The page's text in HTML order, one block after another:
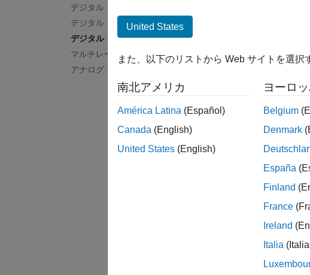
デジタル フィルターの設計
デジタル フィルター解析
デジタル フィルター処理
マルチレート信号処理
アナログ フィルター
チャネル デー
Hampel フィル
アプリ
信号アナライ
関数
すべて展開する
フィルタ
畳み込み
線形シス
United States
また、以下のリストから Web サイトを選択
南北アメリカ
América Latina (Español)
Canada (English)
United States (English)
ヨーロ
Belgium
Denmark
España
Finland
France
Ireland
Italia